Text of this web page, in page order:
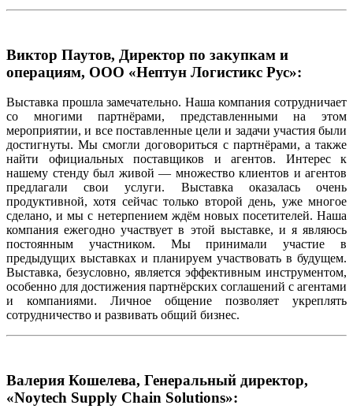
Виктор Паутов, Директор по закупкам и
операциям, ООО «Нептун Логистикс Рус»:
Выставка прошла замечательно. Наша компания сотрудничает
со многими партнёрами, представленными на этом
мероприятии, и все поставленные цели и задачи участия были
достигнуты. Мы смогли договориться с партнёрами, а также
найти официальных поставщиков и агентов. Интерес к
нашему стенду был живой — множество клиентов и агентов
предлагали свои услуги. Выставка оказалась очень
продуктивной, хотя сейчас только второй день, уже многое
сделано, и мы с нетерпением ждём новых посетителей. Наша
компания ежегодно участвует в этой выставке, и я являюсь
постоянным участником. Мы принимали участие в
предыдущих выставках и планируем участвовать в будущем.
Выставка, безусловно, является эффективным инструментом,
особенно для достижения партнёрских соглашений с агентами
и компаниями. Личное общение позволяет укреплять
сотрудничество и развивать общий бизнес.
Валерия Кошелева, Генеральный директор,
«Noytech Supply Chain Solutions»: